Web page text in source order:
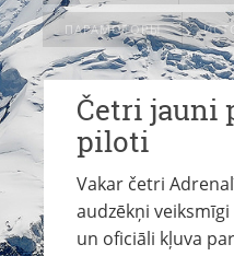
ПАРАМОТОРЫ
Četri jauni
piloti
Vakar četri
audzēkņi
un oficiāli kļuva